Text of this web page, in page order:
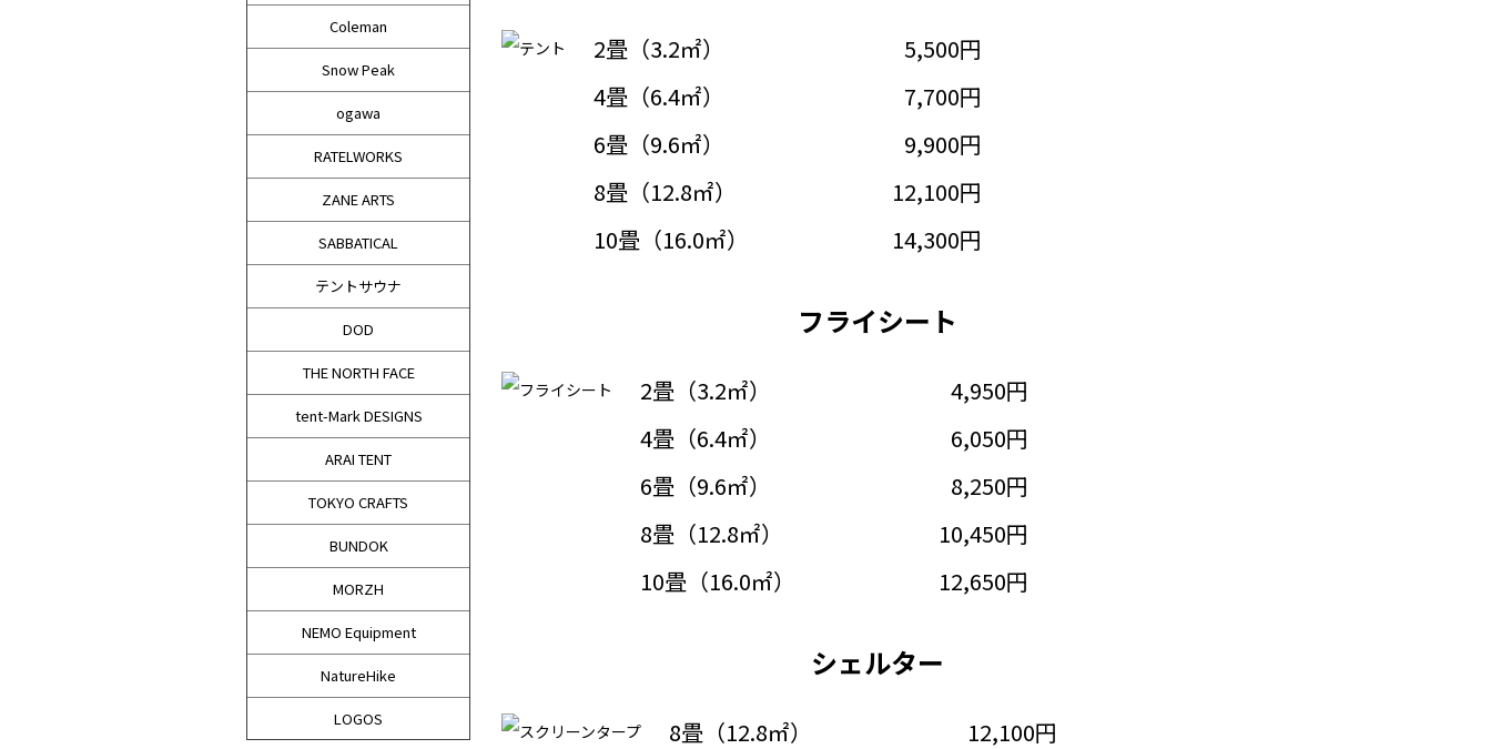
Coleman
Snow Peak
ogawa
RATELWORKS
ZANE ARTS
SABBATICAL
テントサウナ
DOD
THE NORTH FACE
tent-Mark DESIGNS
ARAI TENT
TOKYO CRAFTS
BUNDOK
MORZH
NEMO Equipment
NatureHike
LOGOS
2畳（3.2㎡）
5,500円
4畳（6.4㎡）
7,700円
6畳（9.6㎡）
9,900円
8畳（12.8㎡）
12,100円
10畳（16.0㎡）
14,300円
フライシート
2畳（3.2㎡）
4,950円
4畳（6.4㎡）
6,050円
6畳（9.6㎡）
8,250円
8畳（12.8㎡）
10,450円
10畳（16.0㎡）
12,650円
シェルター
8畳（12.8㎡）
12,100円